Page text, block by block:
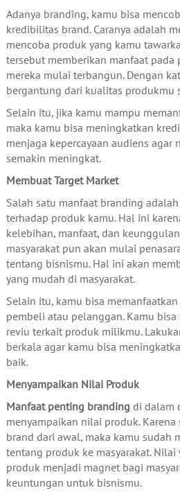
Adanya branding, kamu bisa
kredibilitas brand. Caranya adalah
mencoba produk yang kamu
tersebut memberikan manfaat pada
mereka mulai terbangun. Dengan
bergantung dari kualitas produkmu
Selain itu, jika kamu mampu
maka kamu bisa meningkatkan
menjaga kepercayaan audiens
semakin meningkat.
Membuat Target Market
Salah satu manfaat branding
terhadap produk kamu. Hal ini
kelebihan, manfaat, dan
masyarakat pun akan mulai
tentang bisnismu. Hal ini akan
yang mudah di masyarakat.
Selain itu, kamu bisa
pembeli atau pelanggan. Kamu
reviu terkait produk milikmu.
berkala agar kamu bisa
baik.
Menyampaikan Nilai Produk
Manfaat penting branding di dalam
menyampaikan nilai produk.
brand dari awal, maka kamu sudah
tentang produk ke masyarakat.
produk menjadi magnet bagi
keuntungan untuk bisnismu.